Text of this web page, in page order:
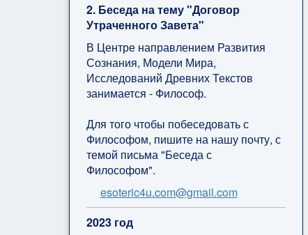
2. Беседа на тему "Договор
Утраченного Завета"
В Центре направлением Развития
Сознания, Модели Мира,
Исследований Древних Текстов
занимается - Философ.
Для того чтобы побеседовать с
Философом, пишите на нашу почту, с
темой письма "Беседа с
Философом".
esoteric4u.com@gmail.com
2023 год